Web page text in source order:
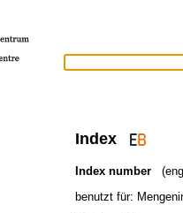
Index
Index number
benutzt für: